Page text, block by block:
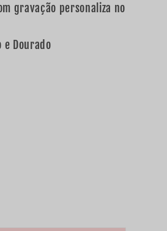
gravação personaliza no
e Dourado